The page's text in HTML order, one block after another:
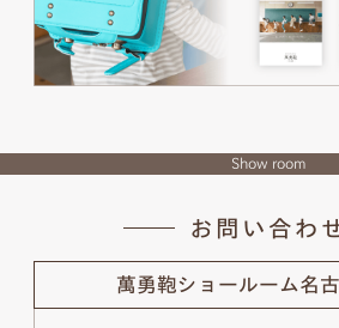
Show room
お問い合わ
萬勇鞄ショールーム名